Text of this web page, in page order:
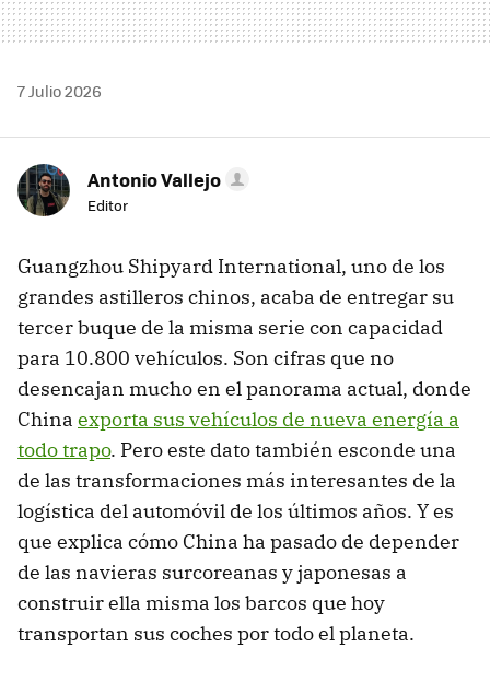
7 Julio 2026
Antonio Vallejo
Editor
Guangzhou Shipyard International, uno de los
grandes astilleros chinos, acaba de entregar su
tercer buque de la misma serie con capacidad
para 10.800 vehículos. Son cifras que no
desencajan mucho en el panorama actual, donde
China exporta sus vehículos de nueva energía a
todo trapo. Pero este dato también esconde una
de las transformaciones más interesantes de la
logística del automóvil de los últimos años. Y es
que explica cómo China ha pasado de depender
de las navieras surcoreanas y japonesas a
construir ella misma los barcos que hoy
transportan sus coches por todo el planeta.